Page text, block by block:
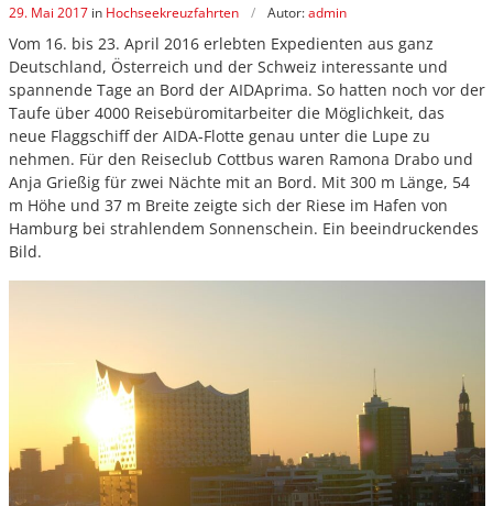
Kurreisen
Kurzreisen
Rundreisen
Tagesfahrten &
Veranstaltungen
Themenreisen
Verwöhnurlaub
Premium Plus BistroBus-
Reisen
Rundreisen (Premium)
Themenreisen (Premium)
Urlaubsreisen (Premium)
Verwöhnurlaub & Kurreisen
Historie
Anfahrt
Kontakt
Katalog anfordern
Gutscheinbestellung
Newsletter
29. Mai 2017in Hochseekreuzfahrten Autor:admin
Vom 16. bis 23. April 2016 erlebten Expedienten aus ganz
Deutschland, Österreich und der Schweiz interessante und
spannende Tage an Bord der AIDAprima. So hatten noch vor der
Taufe über 4000 Reisebüromitarbeiter die Möglichkeit, das
neue Flaggschiff der AIDA-Flotte genau unter die Lupe zu
nehmen. Für den Reiseclub Cottbus waren Ramona Drabo und
Anja Grießig für zwei Nächte mit an Bord. Mit 300 m Länge, 54
m Höhe und 37 m Breite zeigte sich der Riese im Hafen von
Hamburg bei strahlendem Sonnenschein. Ein beeindruckendes
Bild.